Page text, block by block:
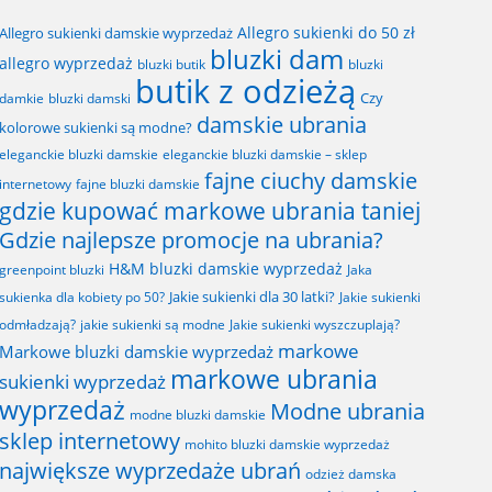
Allegro sukienki damskie wyprzedaż Allegro sukienki do 50 zł
allegro wyprzedaż bluzki butik bluzki dam bluzki
damkie bluzki damski butik z odzieżą Czy
kolorowe sukienki są modne? damskie ubrania
eleganckie bluzki damskie eleganckie bluzki damskie – sklep
internetowy fajne bluzki damskie fajne ciuchy damskie
gdzie kupować markowe ubrania taniej
Gdzie najlepsze promocje na ubrania?
greenpoint bluzki H&M bluzki damskie wyprzedaż Jaka
sukienka dla kobiety po 50? Jakie sukienki dla 30 latki? Jakie sukienki
odmładzają? jakie sukienki są modne Jakie sukienki wyszczuplają?
Markowe bluzki damskie wyprzedaż markowe
sukienki wyprzedaż markowe ubrania
wyprzedaż modne bluzki damskie Modne ubrania
sklep internetowy mohito bluzki damskie wyprzedaż
największe wyprzedaże ubrań odzież damska